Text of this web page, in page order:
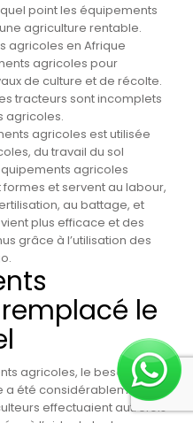
point les équipements
agriculture rentable.
agricoles en Afrique
agricoles pour
de culture et de récolte.
tracteurs sont incomplets
agricoles.
agricoles est utilisée
du travail du sol
agricoles
et servent au labour,
au battage, et
plus efficace et des
grâce à l’utilisation des
le
agricoles, le besoin de
a été considérablement
effectuaient autrefois